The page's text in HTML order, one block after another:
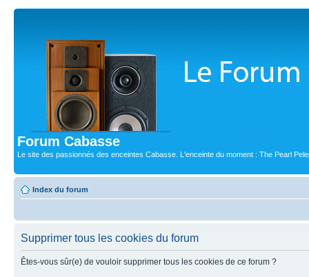
Forum Cabasse
Le site des passionnés des enceintes Cabasse. L'enceinte du moment : The Pearl
Index du forum
Supprimer tous les cookies du forum
Êtes-vous sûr(e) de vouloir supprimer tous les cookies de ce forum ?